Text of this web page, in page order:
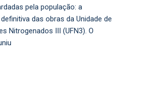
pela população: a
das obras da Unidade de
Nitrogenados III (UFN3). O